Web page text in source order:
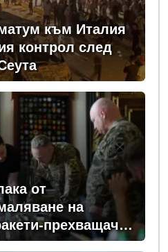
към Италия
контрол след
от
на
прехващачи